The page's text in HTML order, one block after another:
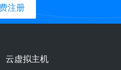
注册
云虚拟主机